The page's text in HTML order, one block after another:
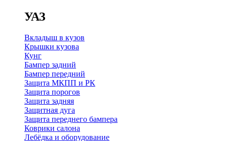
УАЗ
Вкладыш в кузов
Крышки кузова
Кунг
Бампер задний
Бампер передний
Защита МКПП и РК
Защита порогов
Защита задняя
Защитная дуга
Защита переднего бампера
Коврики салона
Лебёдка и оборудование